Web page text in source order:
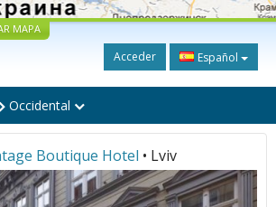
MAPA
Acceder Español
Occidental
Boutique Hotel • Lviv